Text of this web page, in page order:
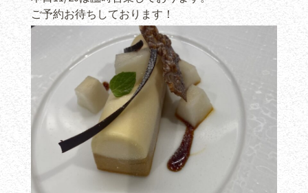
ご予約お待ちしております！